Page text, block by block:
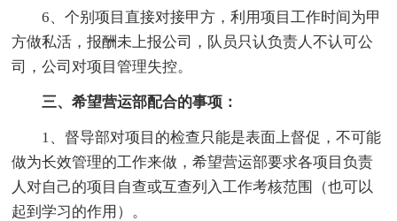
6、个别项目直接对接甲方，利用项目工作时间为甲
方做私活，报酬未上报公司，队员只认负责人不认可公
司，公司对项目管理失控。
三、希望营运部配合的事项：
1、督导部对项目的检查只能是表面上督促，不可能
做为长效管理的工作来做，希望营运部要求各项目负责
人对自己的项目自查或互查列入工作考核范围（也可以
起到学习的作用）。